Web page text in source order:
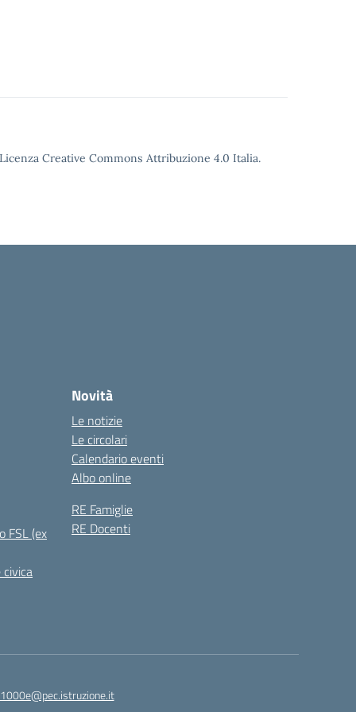
Creative Commons Attribuzione 4.0 Italia.
FSL (ex
Novità
Le notizie
Le circolari
Calendario eventi
Albo online
RE Famiglie
RE Docenti